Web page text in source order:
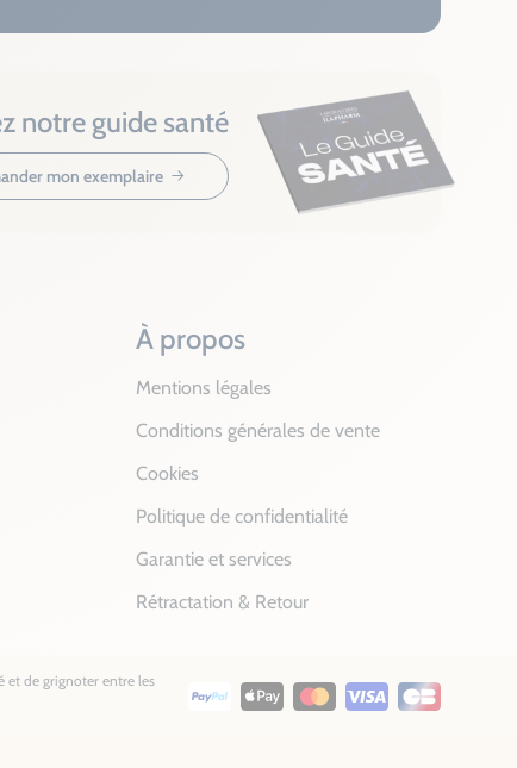
notre guide santé
mon exemplaire
À propos
Mentions légales
Conditions générales de vente
Cookies
Politique de confidentialité
Garantie et services
Rétractation & Retour
et de grignoter entre les